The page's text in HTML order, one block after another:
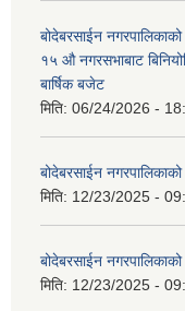
बोदेबरसाईन
१५ ‍‍‍औ नगरसभाबाट
बार्षिक बजेट
मिति: 06/24/2026 -
बोदेबरसाईन
मिति: 12/23/2025 -
बोदेबरसाईन
मिति: 12/23/2025 -